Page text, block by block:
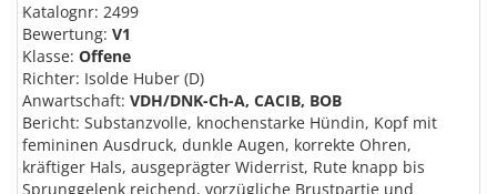
Katalognr: 2499
Bewertung: V1
Klasse: Offene
Richter: Isolde Huber (D)
Anwartschaft: VDH/DNK-Ch-A, CACIB, BOB
Bericht: Substanzvolle, knochenstarke Hündin, Kopf mit
femininen Ausdruck, dunkle Augen, korrekte Ohren,
kräftiger Hals, ausgeprägter Widerrist, Rute knapp bis
Sprunggelenk reichend, vorzügliche Brustpartie und